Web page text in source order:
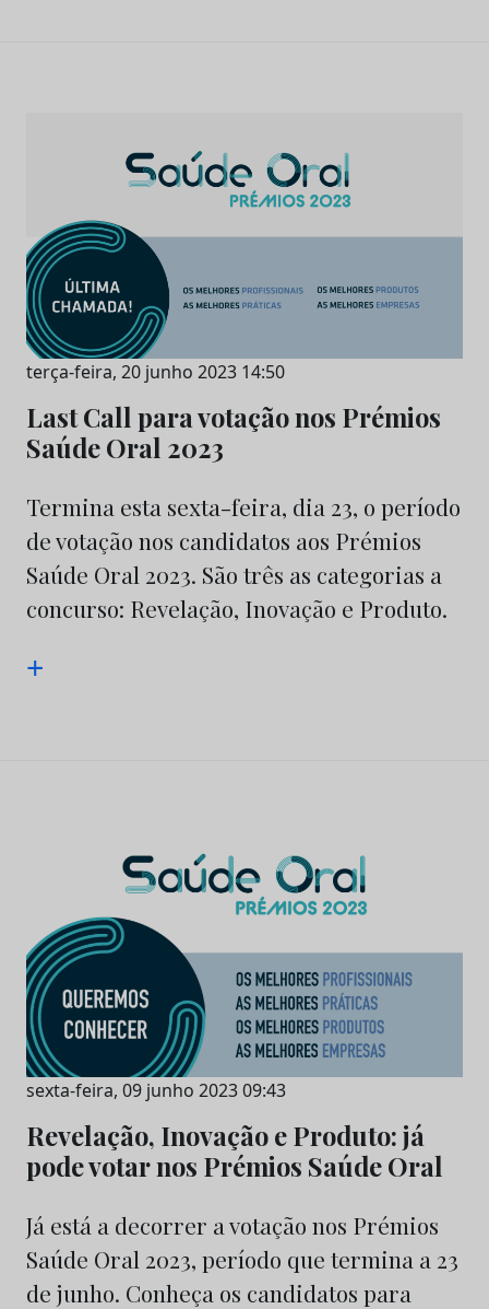
terça-feira, 20 junho 2023 14:50
Last Call para votação nos Prémios
Saúde Oral 2023
Termina esta sexta-feira, dia 23, o período
de votação nos candidatos aos Prémios
Saúde Oral 2023. São três as categorias a
concurso: Revelação, Inovação e Produto.
+
sexta-feira, 09 junho 2023 09:43
Revelação, Inovação e Produto: já
pode votar nos Prémios Saúde Oral
Já está a decorrer a votação nos Prémios
Saúde Oral 2023, período que termina a 23
de junho. Conheça os candidatos para